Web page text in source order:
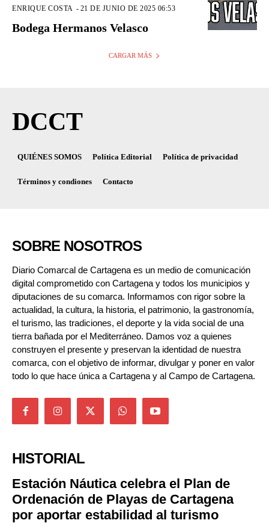
ENRIQUE COSTA - 21 DE JUNIO DE 2025 06:53
Bodega Hermanos Velasco
CARGAR MÁS
DCCT
QUIÉNES SOMOS Política Editorial Política de privacidad
Términos y condiones Contacto
SOBRE NOSOTROS
Diario Comarcal de Cartagena es un medio de comunicación
digital comprometido con Cartagena y todos los municipios y
diputaciones de su comarca. Informamos con rigor sobre la
actualidad, la cultura, la historia, el patrimonio, la gastronomía,
el turismo, las tradiciones, el deporte y la vida social de una
tierra bañada por el Mediterráneo. Damos voz a quienes
construyen el presente y preservan la identidad de nuestra
comarca, con el objetivo de informar, divulgar y poner en valor
todo lo que hace única a Cartagena y al Campo de Cartagena.
HISTORIAL
Estación Náutica celebra el Plan de
Ordenación de Playas de Cartagena
por aportar estabilidad al turismo